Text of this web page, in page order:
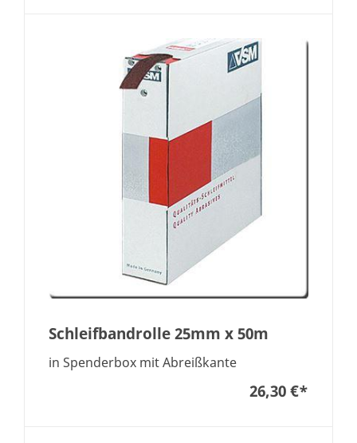
Schleifbandrolle 25mm x 50m
in Spenderbox mit Abreißkante
26,30 €*